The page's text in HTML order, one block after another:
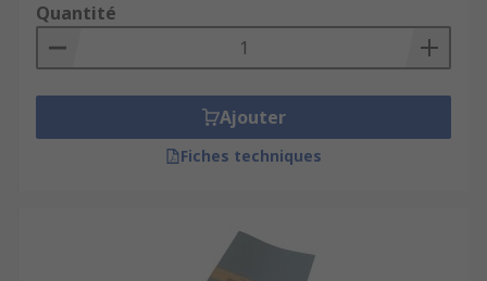
Quantité
Ajouter
Fiches techniques